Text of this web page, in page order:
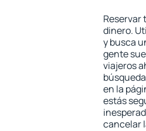
Reservar
dinero.
y busca
gente
viajeros
en la
estás
cancelar